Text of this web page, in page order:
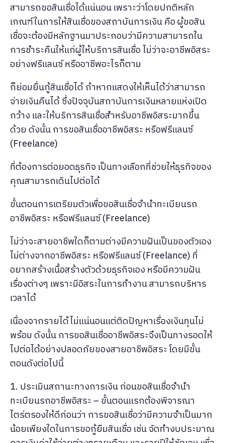
สามารถขอสินเชื่อได้แน่นอน เพราะว่าโดยปกติหลัก
เกณฑ์ในการให้สินเชื่อของสถาบันการเงิน คือ ผู้ขอสิน
เชื่อจะต้องมีหลักฐานมาประกอบว่ามีความสามารถใน
การชำระคืนให้แก่ผู้ให้บริการสินเชื่อ ไม่ว่าจะอาชีพอิสระ
อย่างฟรีแลนซ์ หรืออาชีพอะไรก็ตาม
ก็ย่อมยื่นกู้สินเชื่อได้ ถ้าหากแสดงให้เห็นได้ว่าสามารถ
จ่ายเงินคืนได้ ซึ่งปัจจุบันสถาบันการเงินหลายแห่งเปิด
กว้าง และให้บริการสินเชื่อสำหรับอาชีพอิสระมากขึ้น
ด้วย ดังนั้น การขอสินเชื่ออาชีพอิสระ หรือฟรีแลนซ์
(Freelance)
ที่ต้องการต่อยอดธุรกิจ เป็นทางเลือกที่ช่วยให้ธุรกิจของ
คุณสามารถเดินไปต่อได้
ขั้นตอนการเตรียมตัวเพื่อขอสินเชื่อจำนำทะเบียนรถ
อาชีพอิสระ หรือฟรีแลนซ์ (Freelance)
ไม่ว่าจะสายอาชีพใดก็ตามต่างมีความฝันเป็นของตัวเอง
ไม่ต่างจากอาชีพอิสระ หรือฟรีแลนซ์ (Freelance) ที่
อยากสร้างเนื้อสร้างตัวด้วยธุรกิจเอง หรือมีความฝัน
เรื่องต่างๆ เพราะมีอิสระในการทำงาน สามารถบริหาร
เวลาได้
เนื่องจากรายได้ไม่แน่นอนแต่ติดปัญหาเรื่องเงินทุนไม่
พร้อม ดังนั้น การขอสินเชื่ออาชีพอิสระจึงเป็นทางรอดให้
ไปต่อได้อย่างปลอดภัยของสายอาชีพอิสระ โดยมีขั้น
ตอนดังต่อไปนี้
1. ประเมินสถานะทางการเงิน ก่อนขอสินเชื่อจำนำ
ทะเบียนรถอาชีพอิสระ – ขั้นตอนแรกต้องพิจารณา
ไตร่ตรองให้ดีก่อนว่า การขอสินเชื่อว่ามีความจำเป็นมาก
น้อยเพียงใดในการขอกู้ยืมสินเชื่อ เช่น จัดทำงบประมาณ